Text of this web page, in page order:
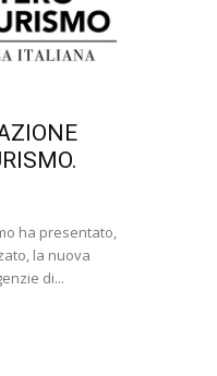
ha presentato,
la nuova
di...